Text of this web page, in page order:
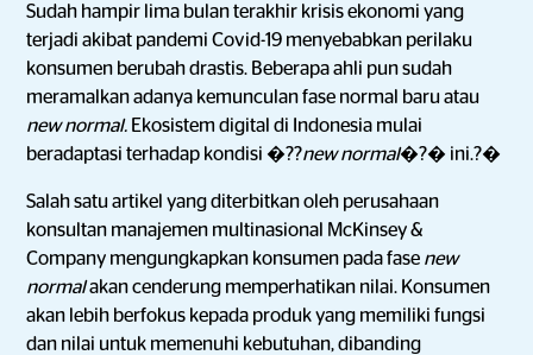
Sudah hampir lima bulan terakhir krisis ekonomi yang
terjadi akibat pandemi Covid-19 menyebabkan perilaku
konsumen berubah drastis. Beberapa ahli pun sudah
meramalkan adanya kemunculan fase normal baru atau
new normal. Ekosistem digital di Indonesia mulai
beradaptasi terhadap kondisi �??new normal�?� ini.?�
Salah satu artikel yang diterbitkan oleh perusahaan
konsultan manajemen multinasional McKinsey &
Company mengungkapkan konsumen pada fase new
normalakan cenderung memperhatikan nilai. Konsumen
akan lebih berfokus kepada produk yang memiliki fungsi
dan nilai untuk memenuhi kebutuhan, dibanding